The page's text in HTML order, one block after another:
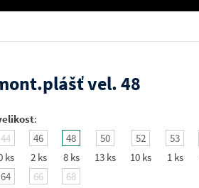
vel. 48
:
44
ks
46
2 ks
48
8 ks
50
13 ks
52
10 ks
53
1 ks
64
66
68